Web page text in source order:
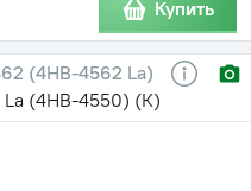
Купить
(4НВ-4562 La)
(4НВ-4550) (К)